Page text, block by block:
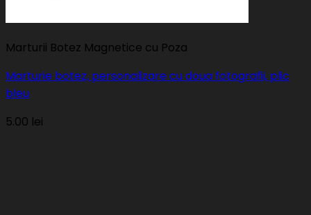
Marturii Botez Magnetice cu Poza
Marturie botez, personalizare cu doua fotografii, plic
bleu
5.00 lei